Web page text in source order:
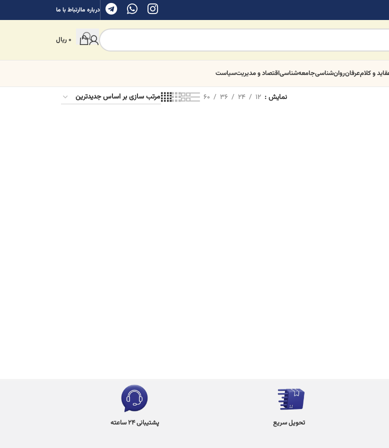
درباره ماارتباط با ما
0ریال
و کلامعرفانروان‌شناسیجامعه‌شناسیاقتصاد و مدیریتسیاست
نمایش 12
24
36
60
تحویل سریع پشتیبانی 24 ساعته